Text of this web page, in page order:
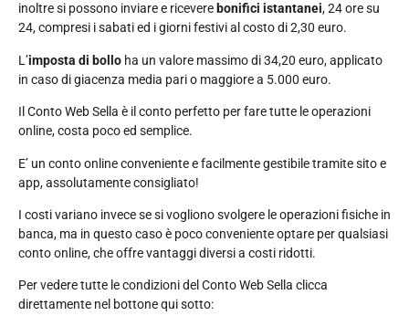
inoltre si possono inviare e ricevere bonifici istantanei, 24 ore su
24, compresi i sabati ed i giorni festivi al costo di 2,30 euro.
L’imposta di bollo ha un valore massimo di 34,20 euro, applicato
in caso di giacenza media pari o maggiore a 5.000 euro.
Il Conto Web Sella è il conto perfetto per fare tutte le operazioni
online, costa poco ed semplice.
E’ un conto online conveniente e facilmente gestibile tramite sito e
app, assolutamente consigliato!
I costi variano invece se si vogliono svolgere le operazioni fisiche in
banca, ma in questo caso è poco conveniente optare per qualsiasi
conto online, che offre vantaggi diversi a costi ridotti.
Per vedere tutte le condizioni del Conto Web Sella clicca
direttamente nel bottone qui sotto: